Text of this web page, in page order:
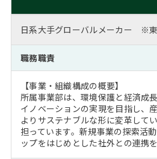
日系大手グローバルメーカー ※
職務職責
【事業・組織構成の概要】
所属事業部は、環境保護と経済成
イノベーションの実現を目指し、
よりサステナブルな形に変革して
担っています。新規事業の探索活
ップをはじめとした社外との連携